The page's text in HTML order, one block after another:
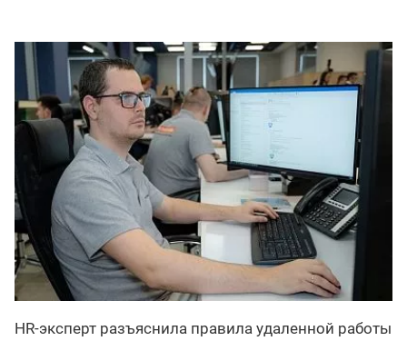
HR-эксперт разъяснила правила удаленной работы